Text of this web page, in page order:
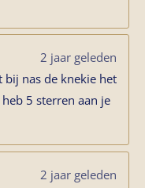
2 jaar geleden
nas de knekie het
5 sterren aan je
2 jaar geleden